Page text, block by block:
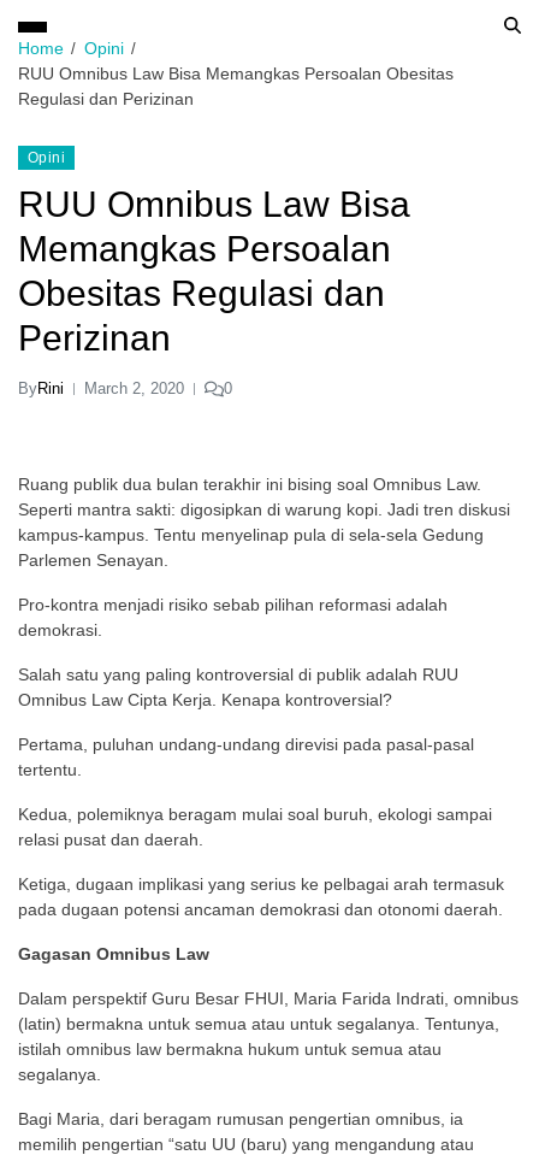
Home
Opini
RUU Omnibus Law Bisa Memangkas Persoalan Obesitas
Regulasi dan Perizinan
Opini
RUU Omnibus Law Bisa
Memangkas Persoalan
Obesitas Regulasi dan
Perizinan
ByRini March 2, 2020 0
Ruang publik dua bulan terakhir ini bising soal Omnibus Law.
Seperti mantra sakti: digosipkan di warung kopi. Jadi tren diskusi
kampus-kampus. Tentu menyelinap pula di sela-sela Gedung
Parlemen Senayan.
Pro-kontra menjadi risiko sebab pilihan reformasi adalah
demokrasi.
Salah satu yang paling kontroversial di publik adalah RUU
Omnibus Law Cipta Kerja. Kenapa kontroversial?
Pertama, puluhan undang-undang direvisi pada pasal-pasal
tertentu.
Kedua, polemiknya beragam mulai soal buruh, ekologi sampai
relasi pusat dan daerah.
Ketiga, dugaan implikasi yang serius ke pelbagai arah termasuk
pada dugaan potensi ancaman demokrasi dan otonomi daerah.
Gagasan Omnibus Law
Dalam perspektif Guru Besar FHUI, Maria Farida Indrati, omnibus
(latin) bermakna untuk semua atau untuk segalanya. Tentunya,
istilah omnibus law bermakna hukum untuk semua atau
segalanya.
Bagi Maria, dari beragam rumusan pengertian omnibus, ia
memilih pengertian “satu UU (baru) yang mengandung atau